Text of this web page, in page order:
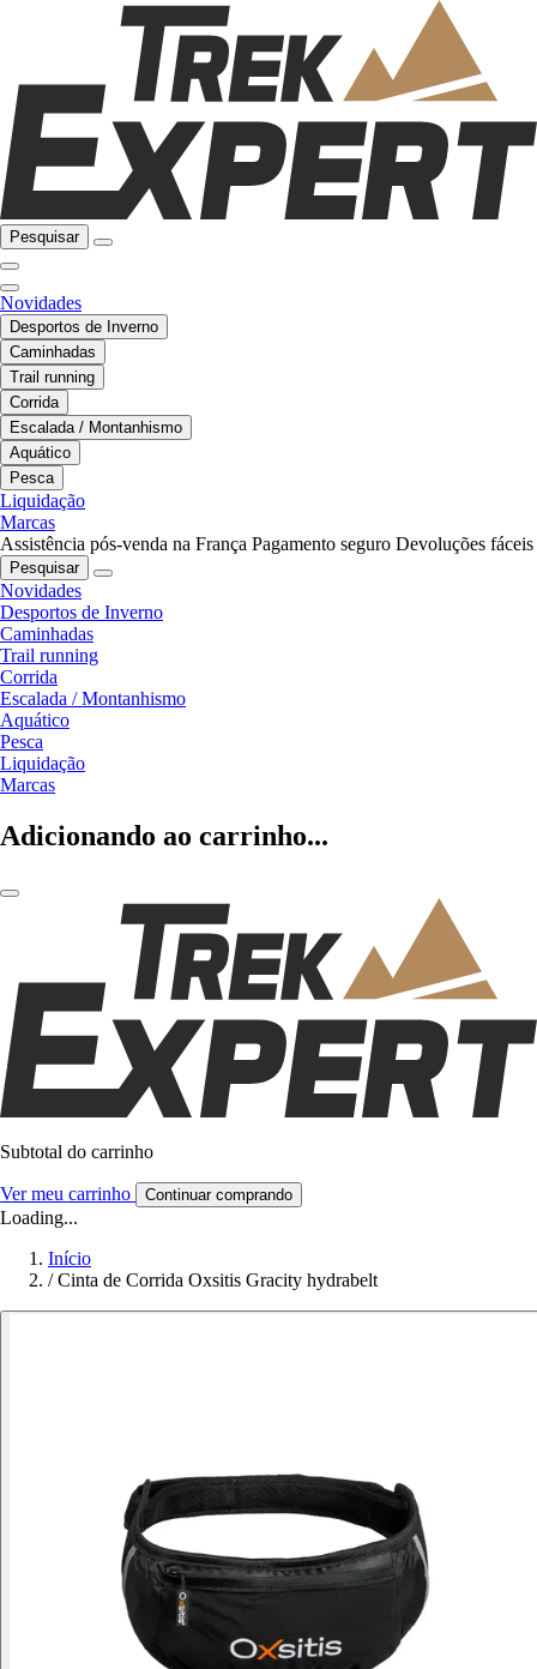
Pesquisar
Novidades
Desportos de Inverno
Caminhadas
Trail running
Corrida
Escalada / Montanhismo
Aquático
Pesca
Liquidação
Marcas
Assistência pós-venda na França Pagamento seguro Devoluções fáceis
Pesquisar
Novidades
Desportos de Inverno
Caminhadas
Trail running
Corrida
Escalada / Montanhismo
Aquático
Pesca
Liquidação
Marcas
Adicionando ao carrinho...
Subtotal do carrinho
Ver meu carrinho Continuar comprando
Loading...
Início
/ Cinta de Corrida Oxsitis Gracity hydrabelt